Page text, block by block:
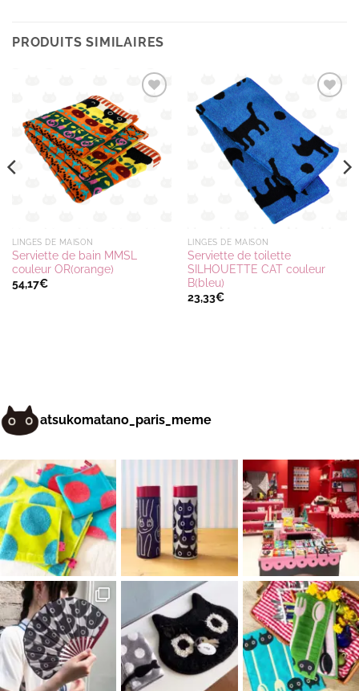
PRODUITS SIMILAIRES
wishlist
LINGES DE MAISON
Serviette de bain MMSL
couleur OR(orange)
54,17€
wishlist
LINGES DE MAISON
Serviette de toilette
SILHOUETTE CAT couleur
B(bleu)
23,33€
atsukomatano_paris_meme